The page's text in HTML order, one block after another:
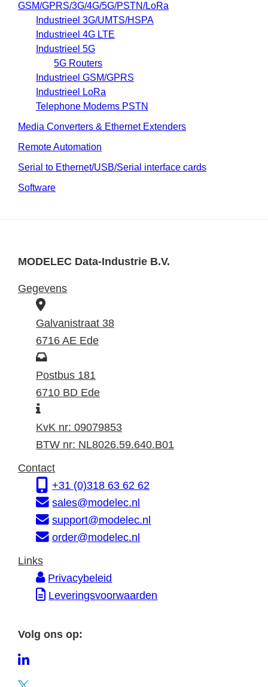
GSM/GPRS/3G/4G/5G/PSTN/LoRa
Industrieel 3G/UMTS/HSPA
Industrieel 4G LTE
Industrieel 5G
5G Routers
Industrieel GSM/GPRS
Industrieel LoRa
Telephone Modems PSTN
Media Converters & Ethernet Extenders
Remote Automation
Serial to Ethernet/USB/Serial interface cards
Software
MODELEC Data-Industrie B.V.
Gegevens
B
e
z
o
e
k
d
r
s
Galvanistraat 38
6716 AE Ede
P
o
s
a
d
e
s
Postbus 181
6710 BD Ede
I
n
f
r
m
a
t
e
KvK nr: 09079853
BTW nr: NL8026.59.640.B01
Contact
+31 (0)318 63 62 62
sales@modelec.nl
support@modelec.nl
order@modelec.nl
Links
Privacybeleid
Leveringsvoorwaarden
Volg ons op:
L